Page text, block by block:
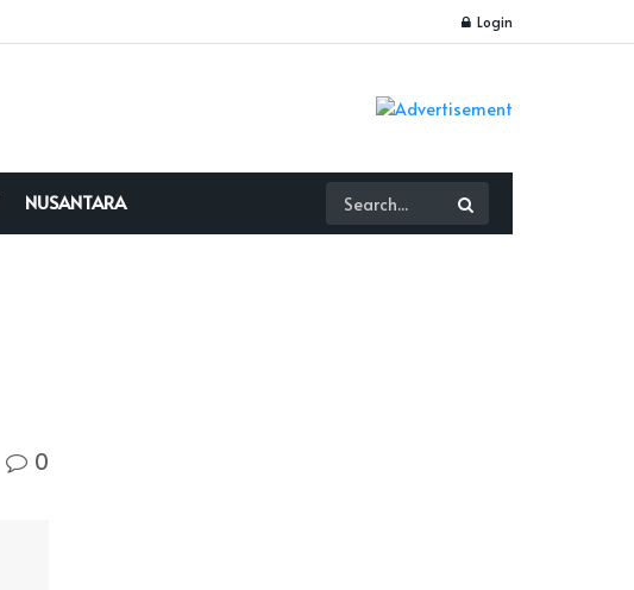
Login
NUSANTARA
0